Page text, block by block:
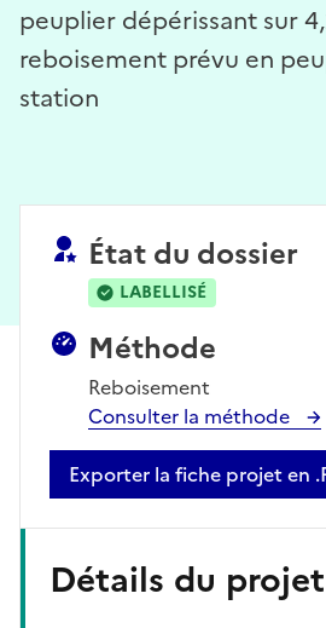
peuplier dépérissant sur
reboisement prévu en
station
État du dossier
LABELLISÉ
Méthode
Reboisement
Consulter la méthode
Exporter la fiche projet en
Détails du projet